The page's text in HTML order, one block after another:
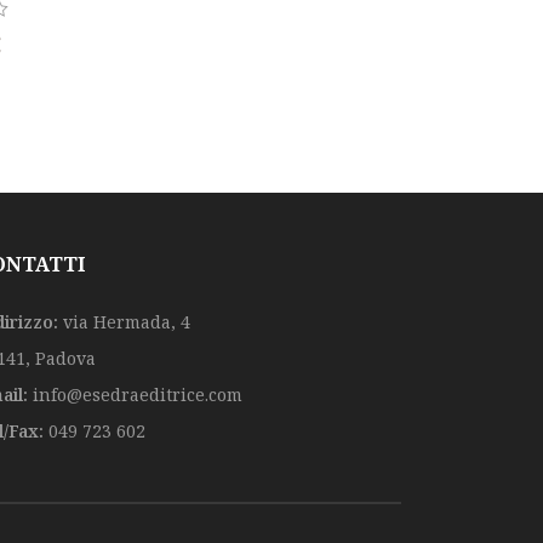
via Hermada, 4
Padova
info@esedraeditrice.com
Fax: 049 723 602